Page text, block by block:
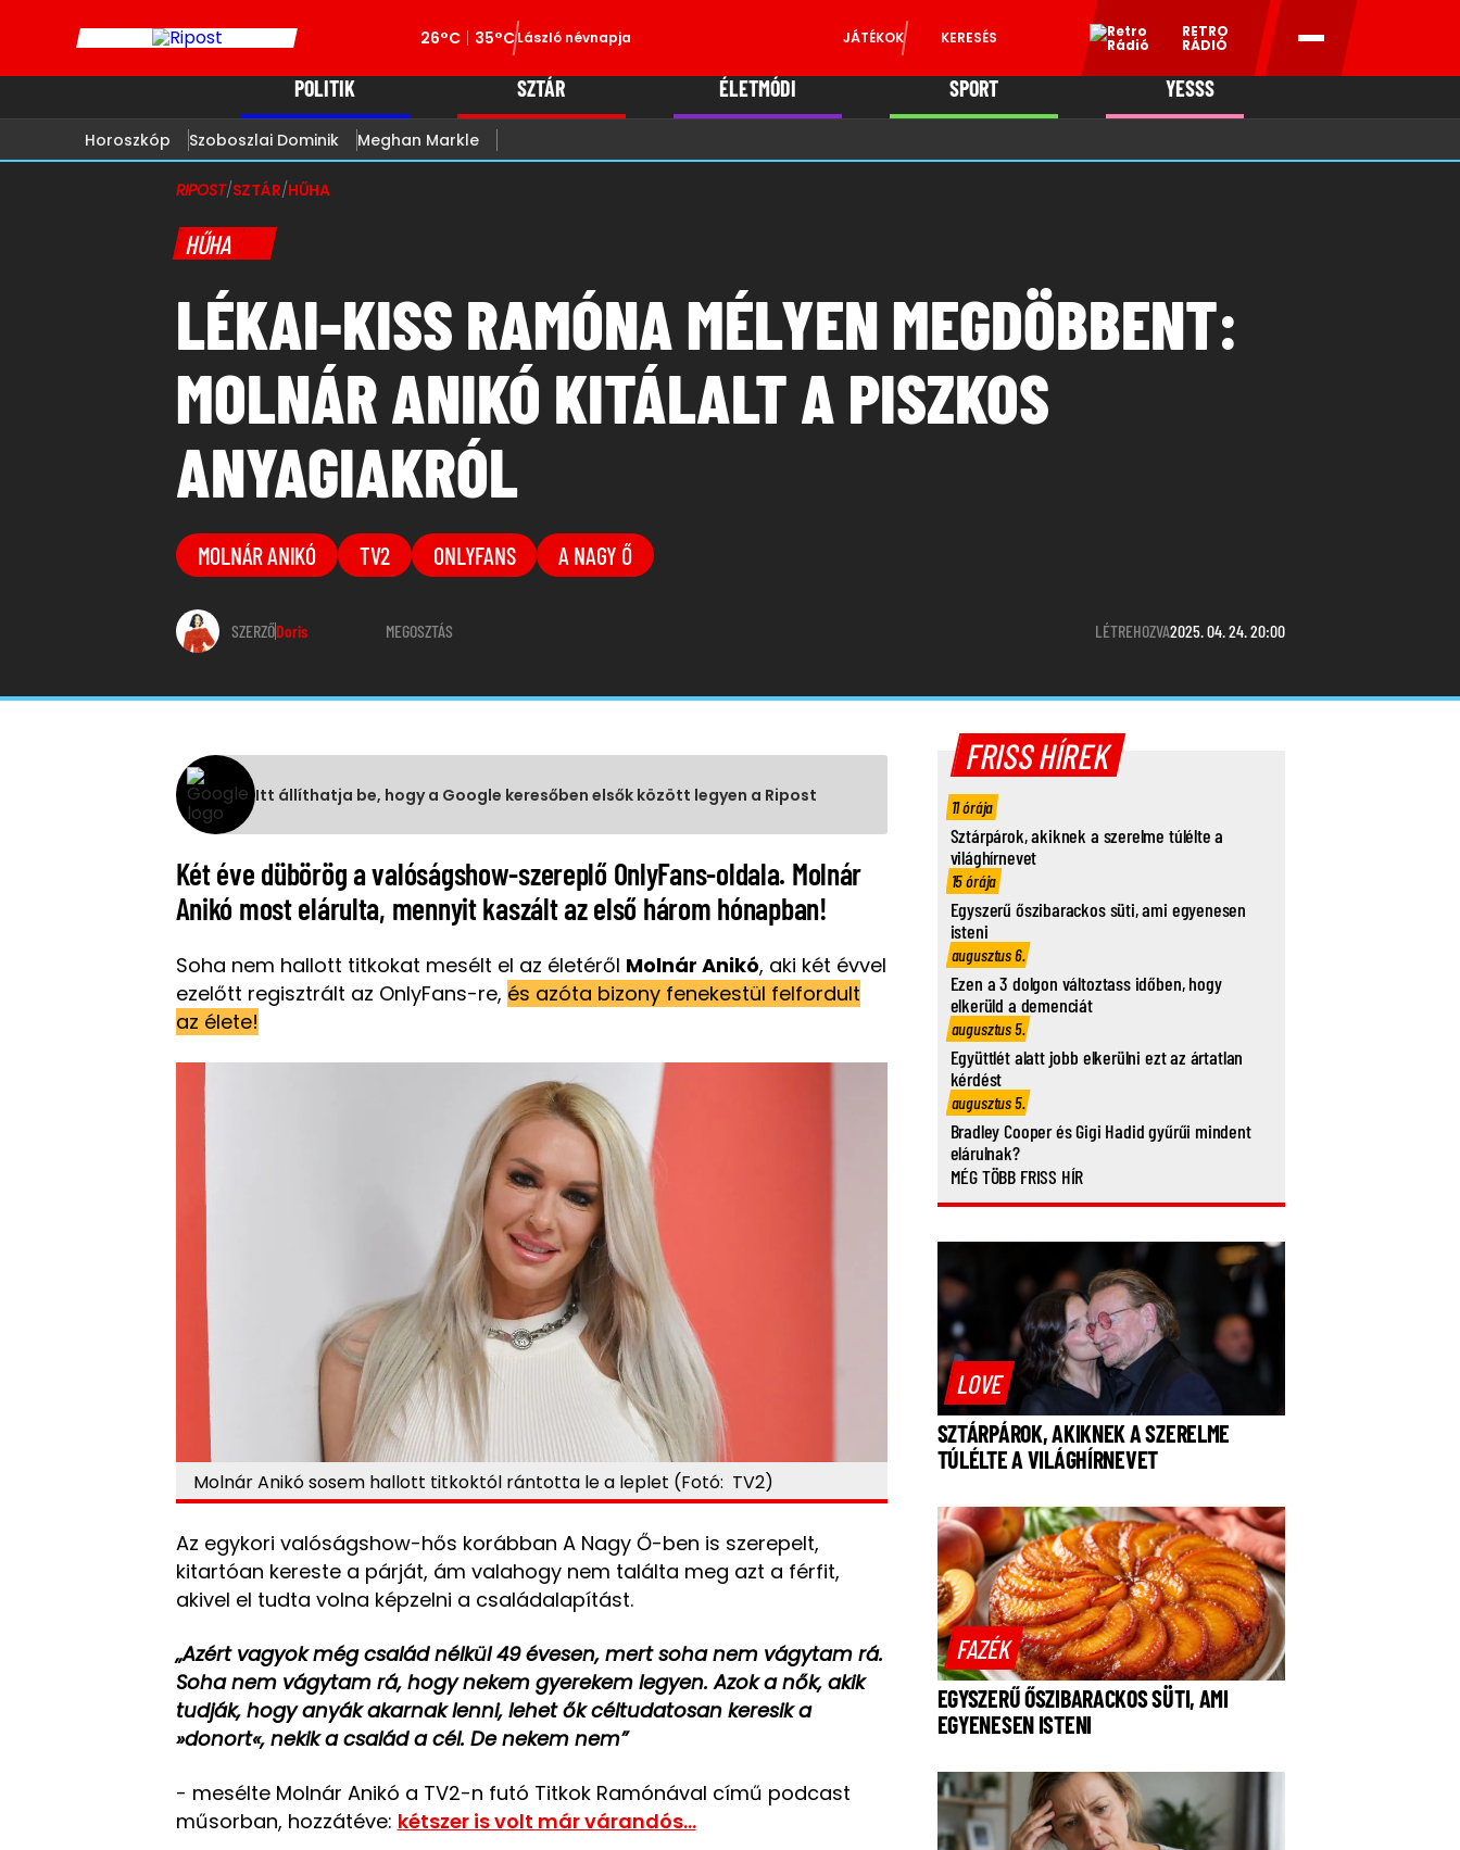
26°C 35°CLászló névnapja JÁTÉKOK KERESÉS RETRO
RÁDIÓ
POLITIK SZTÁR ÉLETMÓDI SPORT YESSS
Horoszkóp Szoboszlai Dominik Meghan Markle
RIPOST/SZTÁR/HŰHA
HŰHA
LÉKAI-KISS RAMÓNA MÉLYEN MEGDÖBBENT:
MOLNÁR ANIKÓ KITÁLALT A PISZKOS
ANYAGIAKRÓL
MOLNÁR ANIKÓ TV2 ONLYFANS A NAGY Ő
SZERZŐDoris MEGOSZTÁS LÉTREHOZVA2025. 04. 24. 20:00
Itt állíthatja be, hogy a Google keresőben elsők között legyen a Ripost
Két éve dübörög a valóságshow-szereplő OnlyFans-oldala. Molnár
Anikó most elárulta, mennyit kaszált az első három hónapban!
Soha nem hallott titkokat mesélt el az életéről Molnár Anikó, aki két évvel
ezelőtt regisztrált az OnlyFans-re, és azóta bizony fenekestül felfordult
az élete!
Molnár Anikó sosem hallott titkoktól rántotta le a leplet (Fotó: TV2)
Az egykori valóságshow-hős korábban A Nagy Ő-ben is szerepelt,
kitartóan kereste a párját, ám valahogy nem találta meg azt a férfit,
akivel el tudta volna képzelni a családalapítást.
„Azért vagyok még család nélkül 49 évesen, mert soha nem vágytam rá.
Soha nem vágytam rá, hogy nekem gyerekem legyen. Azok a nők, akik
tudják, hogy anyák akarnak lenni, lehet ők céltudatosan keresik a
»donort«, nekik a család a cél. De nekem nem”
- mesélte Molnár Anikó a TV2-n futó Titkok Ramónával című podcast
műsorban, hozzátéve: kétszer is volt már várandós...
FRISS HÍREK
11 órája
Sztárpárok, akiknek a szerelme túlélte a
világhírnevet
15 órája
Egyszerű őszibarackos süti, ami egyenesen
isteni
augusztus 6.
Ezen a 3 dolgon változtass időben, hogy
elkerüld a demenciát
augusztus 5.
Együttlét alatt jobb elkerülni ezt az ártatlan
kérdést
augusztus 5.
Bradley Cooper és Gigi Hadid gyűrűi mindent
elárulnak?
MÉG TÖBB FRISS HÍR
LOVE
SZTÁRPÁROK, AKIKNEK A SZERELME
TÚLÉLTE A VILÁGHÍRNEVET
FAZÉK
EGYSZERŰ ŐSZIBARACKOS SÜTI, AMI
EGYENESEN ISTENI